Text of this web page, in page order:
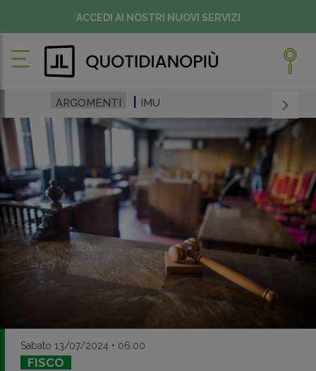
ACCEDI AI NOSTRI NUOVI SERVIZI
ARGOMENTI IMU
Sabato 13/07/2024 • 06:00
FISCO